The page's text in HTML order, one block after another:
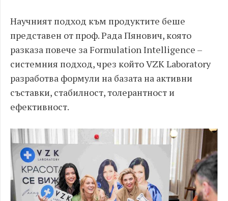
Научният подход към продуктите беше
представен от проф. Рада Пянович, която
разказа повече за Formulation Intelligence –
системния подход, чрез който VZK Laboratory
разработва формули на базата на активни
съставки, стабилност, толерантност и
ефективност.